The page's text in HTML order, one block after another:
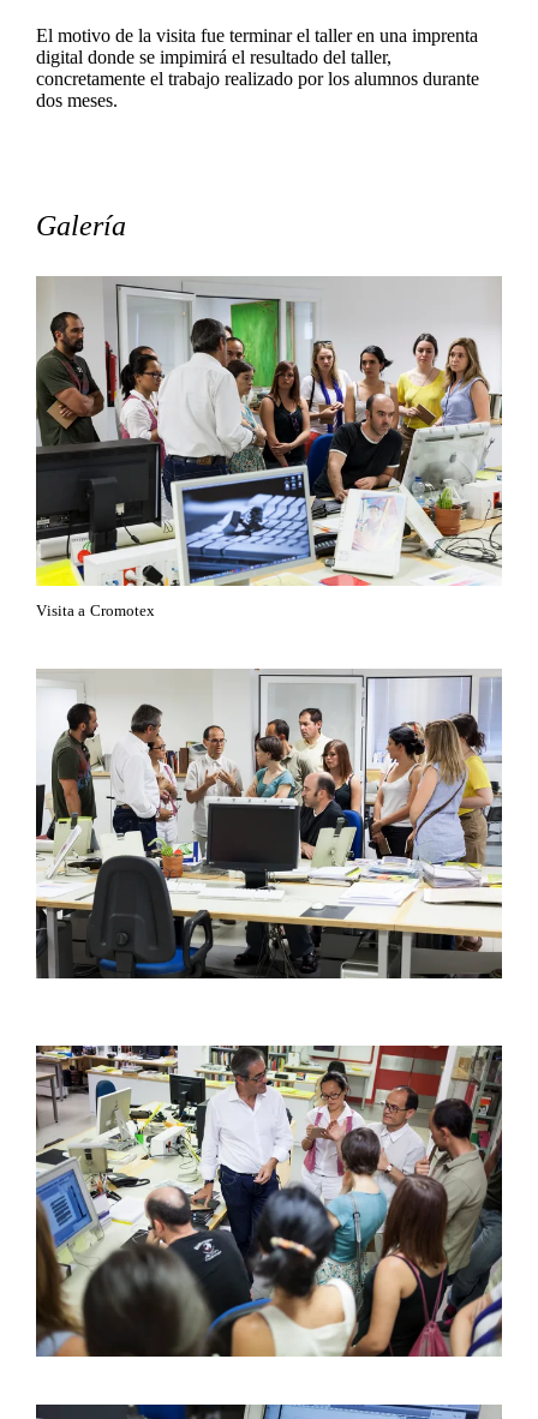
El motivo de la visita fue terminar el taller en una imprenta
digital donde se impimirá el resultado del taller,
concretamente el trabajo realizado por los alumnos durante
dos meses.
Galería
Visita a Cromotex